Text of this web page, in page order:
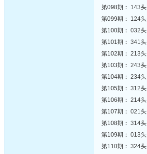
第098期： 143头
第099期： 124头
第100期： 032头
第101期： 341头
第102期： 213头
第103期： 243头
第104期： 234头
第105期： 312头
第106期： 214头
第107期： 021头
第108期： 314头
第109期： 013头
第110期： 324头